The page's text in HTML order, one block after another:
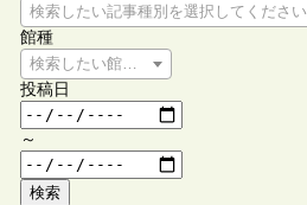
検索したい記事種別を選択してください
館種
検索したい館種を選択してください
投稿日
～
検索